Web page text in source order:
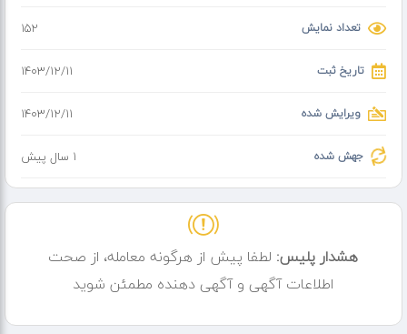
تعداد نمایش 152
تاریخ ثبت ۱۴۰۳/۱۲/۱۱
ویرایش شده ۱۴۰۳/۱۲/۱۱
جهش شده 1 سال پیش
هشدار پلیس: لطفا پیش از هرگونه معامله، از صحت
اطلاعات آگهی و آگهی دهنده مطمئن شوید